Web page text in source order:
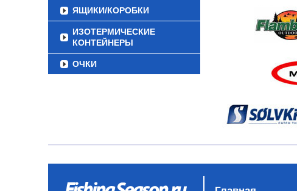
ЯЩИКИ/КОРОБКИ
ИЗОТЕРМИЧЕСКИЕ
КОНТЕЙНЕРЫ
ОЧКИ